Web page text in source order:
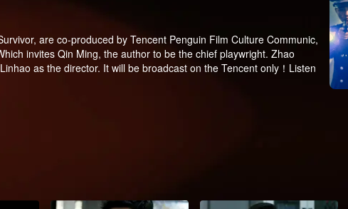
are co-produced by Tencent Penguin Film Culture Communic,
invites Qin Ming, the author to be the chief playwright. Zhao
as the director. It will be broadcast on the Tencent only！Listen